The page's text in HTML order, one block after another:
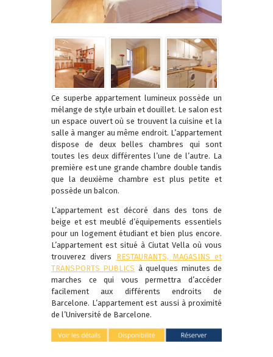
Ce superbe appartement lumineux possède un
mélange de style urbain et douillet. Le salon est
un espace ouvert où se trouvent la cuisine et la
salle à manger au même endroit. L’appartement
dispose de deux belles chambres qui sont
toutes les deux différentes l’une de l’autre. La
première est une grande chambre double tandis
que la deuxième chambre est plus petite et
possède un balcon.
L’appartement est décoré dans des tons de
beige et est meublé d’équipements essentiels
pour un logement étudiant et bien plus encore.
L’appartement est situé à Ciutat Vella où vous
trouverez divers RESTAURANTS, MAGASINS et
TRANSPORTS PUBLICS à quelques minutes de
marches ce qui vous permettra d’accéder
facilement aux différents endroits de
Barcelone. L’appartement est aussi à proximité
de l’Université de Barcelone.